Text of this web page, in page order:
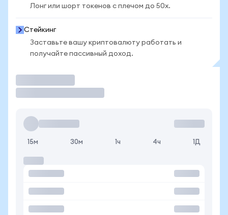
Лонг или шорт токенов с плечом до 50x.
Стейкинг
Заставьте вашу криптовалюту работать и
получайте пассивный доход.
15м 30м 1ч 4ч 1Д